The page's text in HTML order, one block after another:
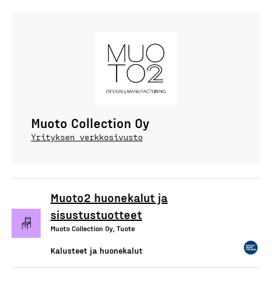
Muoto Collection Oy
Yrityksen verkkosivusto
Muoto2 huonekalut ja
sisustustuotteet
Muoto Collection Oy, Tuote
Kalusteet ja huonekalut